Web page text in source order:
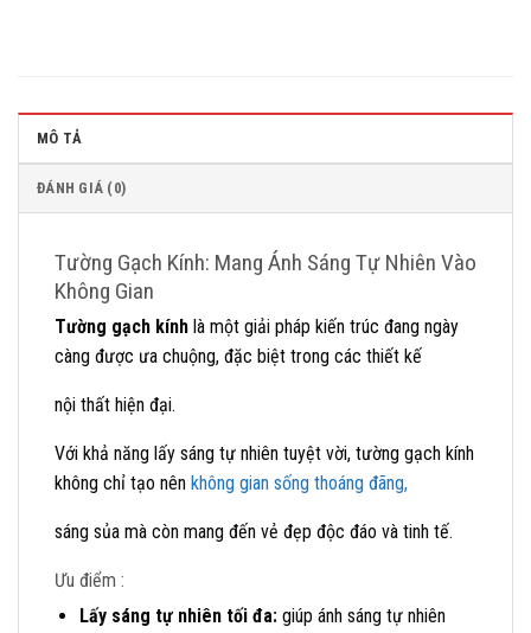
MÔ TẢ
ĐÁNH GIÁ (0)
Tường Gạch Kính: Mang Ánh Sáng Tự Nhiên Vào
Không Gian
Tường gạch kính là một giải pháp kiến trúc đang ngày
càng được ưa chuộng, đặc biệt trong các thiết kế
nội thất hiện đại.
Với khả năng lấy sáng tự nhiên tuyệt vời, tường gạch kính
không chỉ tạo nên không gian sống thoáng đãng,
sáng sủa mà còn mang đến vẻ đẹp độc đáo và tinh tế.
Ưu điểm :
Lấy sáng tự nhiên tối đa:giúp ánh sáng tự nhiên